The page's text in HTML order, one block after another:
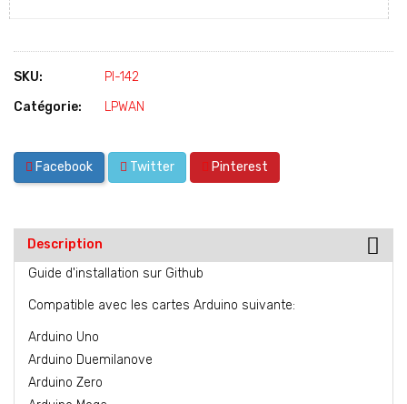
SKU:
PI-142
Catégorie:
LPWAN
Facebook Twitter Pinterest
Description
Guide d'installation sur Github
Compatible avec les cartes Arduino suivante:
Arduino Uno
Arduino Duemilanove
Arduino Zero